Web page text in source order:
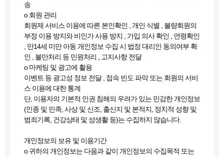
송
ο 회원 관리
회원제 서비스 이용에 따른 본인확인 , 개인 식별 , 불량회원의
부정 이용 방지와 비인가 사용 방지 , 가입 의사 확인 , 연령확인
, 만14세 미만 아동 개인정보 수집 시 법정 대리인 동의여부 확
인 , 불만처리 등 민원처리 , 고지사항 전달
ο 마케팅 및 광고에 활용
이벤트 등 광고성 정보 전달 , 접속 빈도 파악 또는 회원의 서비
스 이용에 대한 통계
단, 이용자의 기본적 인권 침해의 우려가 있는 민감한 개인정보
(인종 및 민족, 사상 및 신조, 출신지 및 본적지, 정치적 성향 및
범죄기록, 건강상태 및 성생활 등)는 수집하지 않습니다.
개인정보의 보유 및 이용기간
ο 귀하의 개인정보는 다음과 같이 개인정보의 수집목적 또는